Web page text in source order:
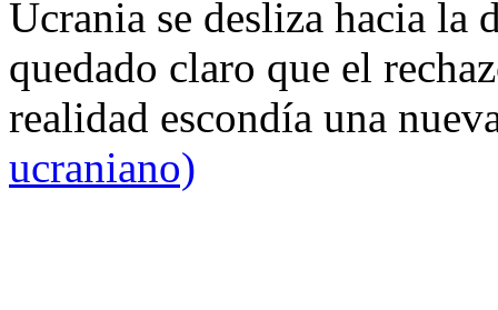
Ucrania se desliza hacia
quedado claro que el
realidad escondía una
ucraniano)